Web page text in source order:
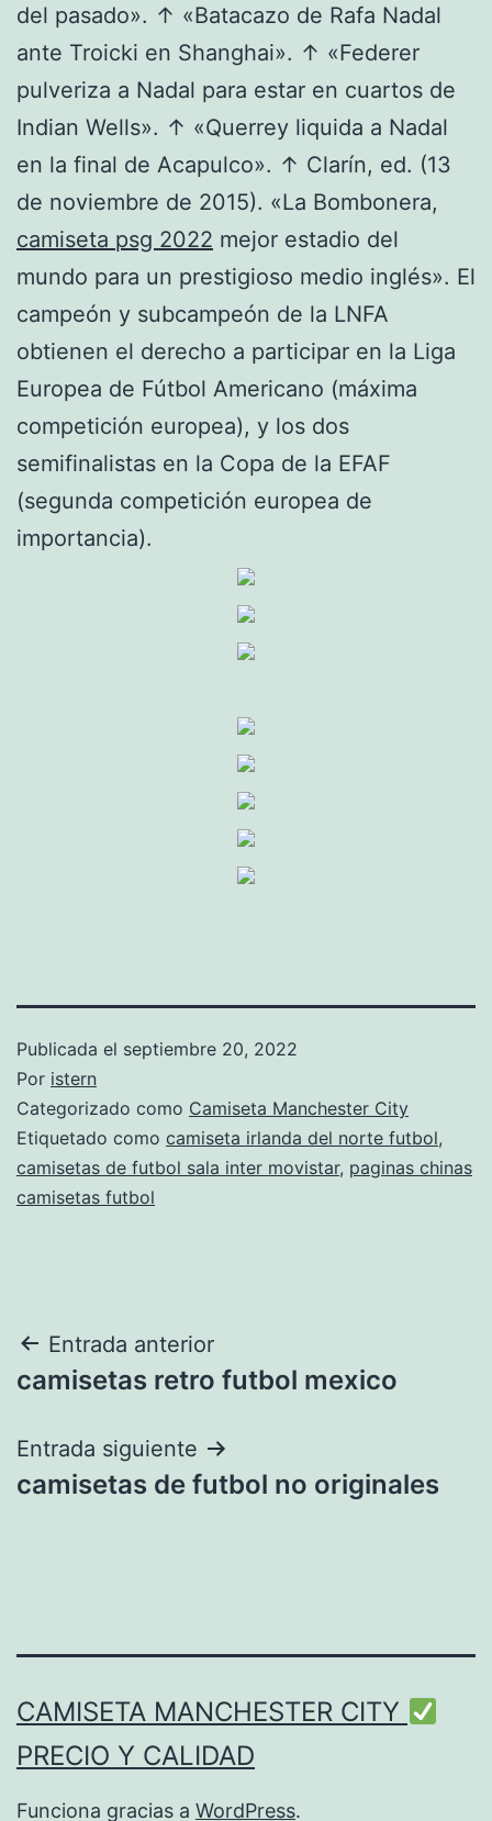
del pasado». ↑ «Batacazo de Rafa Nadal
ante Troicki en Shanghai». ↑ «Federer
pulveriza a Nadal para estar en cuartos de
Indian Wells». ↑ «Querrey liquida a Nadal
en la final de Acapulco». ↑ Clarín, ed. (13
de noviembre de 2015). «La Bombonera,
camiseta psg 2022 mejor estadio del
mundo para un prestigioso medio inglés». El
campeón y subcampeón de la LNFA
obtienen el derecho a participar en la Liga
Europea de Fútbol Americano (máxima
competición europea), y los dos
semifinalistas en la Copa de la EFAF
(segunda competición europea de
importancia).
Publicada el septiembre 20, 2022
Por istern
Categorizado como Camiseta Manchester City
Etiquetado como camiseta irlanda del norte futbol,
camisetas de futbol sala inter movistar, paginas chinas
camisetas futbol
Navegación
de
entradas
Entrada anterior
camisetas retro futbol mexico
Entrada siguiente
camisetas de futbol no originales
CAMISETA MANCHESTER CITY
PRECIO Y CALIDAD
Funciona gracias a WordPress.